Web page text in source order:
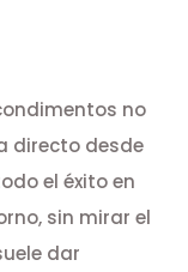
no
directo desde
el éxito en
sin mirar el
dar